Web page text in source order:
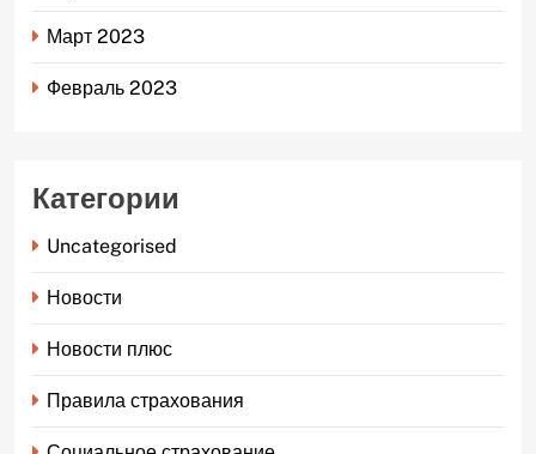
Март 2023
Февраль 2023
Категории
Uncategorised
Новости
Новости плюс
Правила страхования